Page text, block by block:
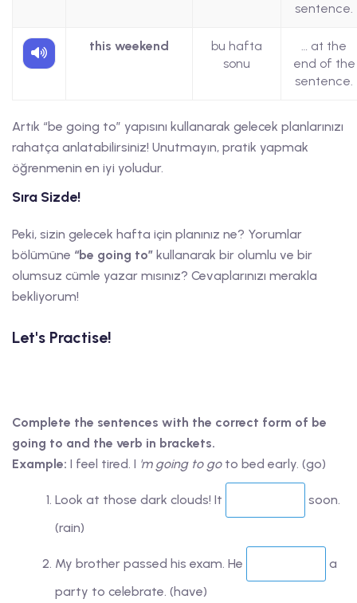
sentence.
this weekend
bu hafta
sonu
… at the
end of the
sentence.
Artık “be going to” yapısını kullanarak gelecek planlarınızı
rahatça anlatabilirsiniz! Unutmayın, pratik yapmak
öğrenmenin en iyi yoludur.
Sıra Sizde!
Peki, sizin gelecek hafta için planınız ne? Yorumlar
bölümüne “be going to” kullanarak bir olumlu ve bir
olumsuz cümle yazar mısınız? Cevaplarınızı merakla
bekliyorum!
Let's Practise!
Complete the sentences with the correct form of be
going to and the verb in brackets.
Example: I feel tired. I 'm going to goto bed early. (go)
Look at those dark clouds! It
soon.
(rain)
My brother passed his exam. He
a
party to celebrate. (have)